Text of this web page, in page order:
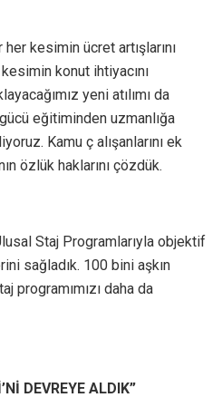
kesimin ücret artışlarını
konut ihtiyacını
yeni atılımı da
eğitiminden uzmanlığa
Kamu ç alışanlarını ek
özlük haklarını çözdük.
Staj Programlarıyla objektif
sağladık. 100 bini aşkın
programımızı daha da
DEVREYE ALDIK”